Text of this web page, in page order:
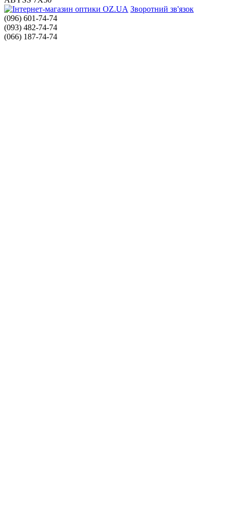
Зворотний зв'язок
(096) 601-74-74
(093) 482-74-74
(066) 187-74-74